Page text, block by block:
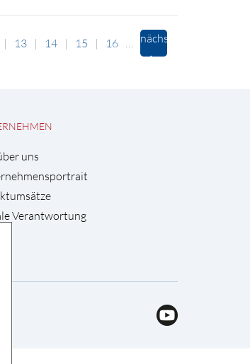
13 14 15 16 … nächste
uns
Verantwortung